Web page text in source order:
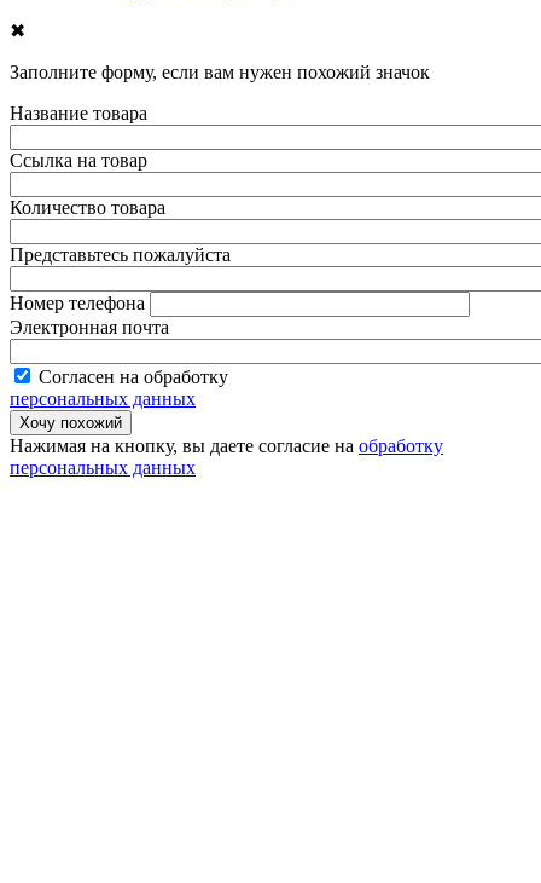
✖
Заполните форму, если вам нужен похожий значок
Название товара
Ссылка на товар
Количество товара
Представьтесь пожалуйста
Номер телефона
Электронная почта
Согласен на обработку
персональных данных
Нажимая на кнопку, вы даете согласие на обработку
персональных данных